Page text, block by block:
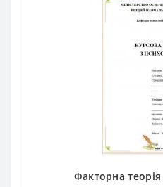
Факторна